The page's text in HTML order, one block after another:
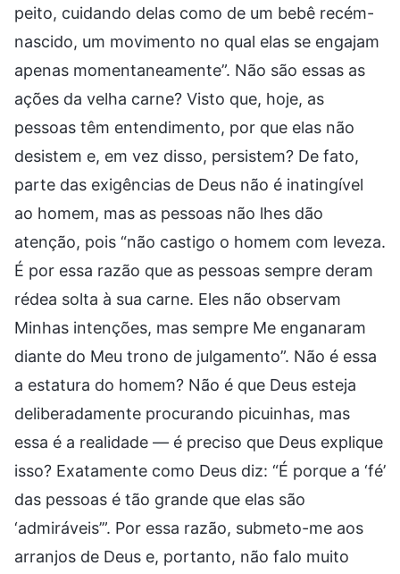
peito, cuidando delas como de um bebê recém-
nascido, um movimento no qual elas se engajam
apenas momentaneamente”. Não são essas as
ações da velha carne? Visto que, hoje, as
pessoas têm entendimento, por que elas não
desistem e, em vez disso, persistem? De fato,
parte das exigências de Deus não é inatingível
ao homem, mas as pessoas não lhes dão
atenção, pois “não castigo o homem com leveza.
É por essa razão que as pessoas sempre deram
rédea solta à sua carne. Eles não observam
Minhas intenções, mas sempre Me enganaram
diante do Meu trono de julgamento”. Não é essa
a estatura do homem? Não é que Deus esteja
deliberadamente procurando picuinhas, mas
essa é a realidade — é preciso que Deus explique
isso? Exatamente como Deus diz: “É porque a ‘fé’
das pessoas é tão grande que elas são
‘admiráveis’”. Por essa razão, submeto-me aos
arranjos de Deus e, portanto, não falo muito